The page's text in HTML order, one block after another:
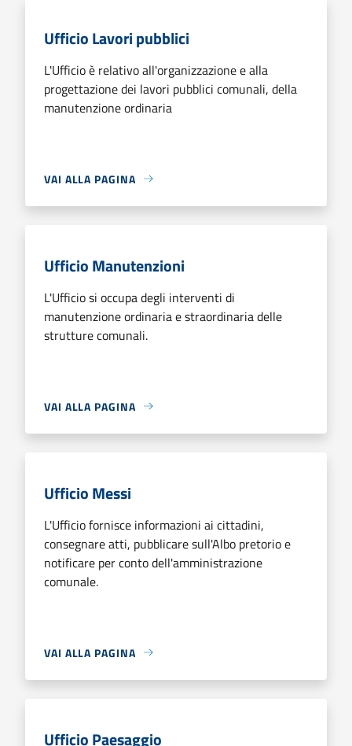
Ufficio Lavori pubblici
L'Ufficio è relativo all'organizzazione e alla
progettazione dei lavori pubblici comunali, della
manutenzione ordinaria
VAI ALLA PAGINA
Ufficio Manutenzioni
L'Ufficio si occupa degli interventi di
manutenzione ordinaria e straordinaria delle
strutture comunali.
VAI ALLA PAGINA
Ufficio Messi
L'Ufficio fornisce informazioni ai cittadini,
consegnare atti, pubblicare sull'Albo pretorio e
notificare per conto dell'amministrazione
comunale.
VAI ALLA PAGINA
Ufficio Paesaggio